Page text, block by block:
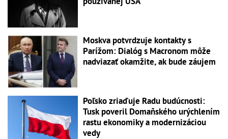
Moskva potvrdzuje kontakty s
Parížom: Dialóg s Macronom môže
nadviazať okamžite, ak bude záujem
Poľsko zriaďuje Radu budúcnosti:
Tusk poveril Domaňského urýchlením
rastu ekonomiky a modernizáciou
vedy